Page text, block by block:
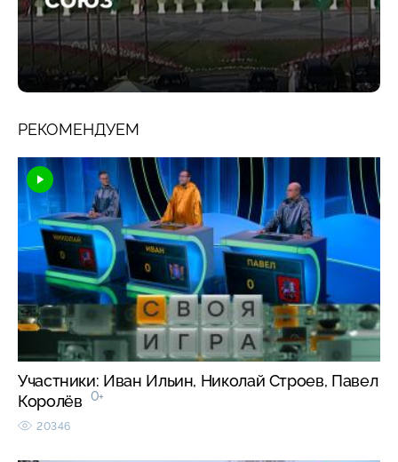
РЕКОМЕНДУЕМ
Участники: Иван Ильин, Николай Строев, Павел
Королёв
0+
20346